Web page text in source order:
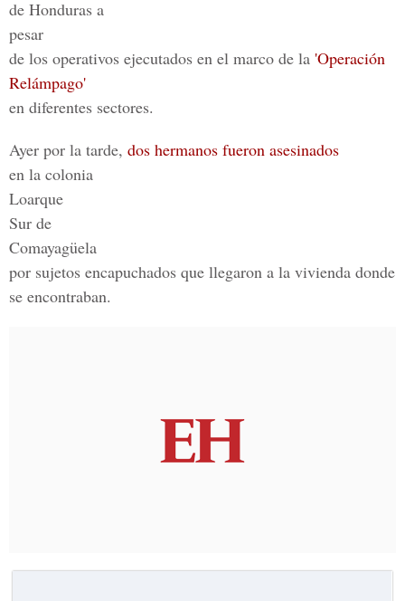
de Honduras a
pesar
de los operativos ejecutados en el marco de la 'Operación
Relámpago'
en diferentes sectores.
Ayer por la tarde, dos hermanos fueron asesinados
en la colonia
Loarque
Sur de
Comayagüela
por sujetos encapuchados que llegaron a la vivienda donde
se encontraban.